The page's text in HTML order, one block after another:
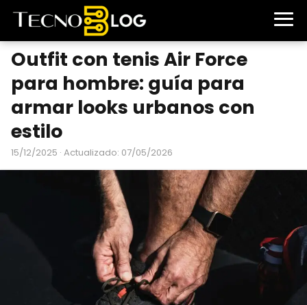
Outfit con tenis Air Force
para hombre: guía para
armar looks urbanos con
estilo
15/12/2025 · Actualizado: 07/05/2026